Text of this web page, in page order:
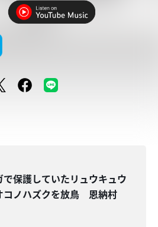
で保護していたリュウキュウ
コノハズクを放鳥 恩納村